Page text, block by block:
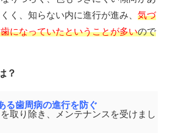
く、知らない内に進行が進み、 気づ
になっていたということが多いので
？
る歯周病の進行を防ぐ
取り除き、メンテナンスを受けまし